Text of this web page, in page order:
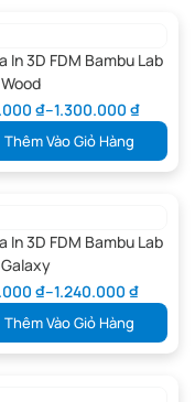
In 3D FDM Bambu Lab
₫–1.300.000 ₫
Thêm Vào Giỏ Hàng
In 3D FDM Bambu Lab
Galaxy
₫–1.240.000 ₫
Thêm Vào Giỏ Hàng